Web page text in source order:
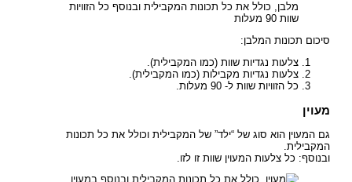
מלבן, כולל את כל תכונות המקבילית ובנוסף כל הזוויות
שוות 90 מעלות
סיכום תכונות המלבן:
צלעות נגדיות שוות (כמו המקבילית).
צלעות נגדיות מקבילות (כמו המקבילית).
כל הזוויות שוות ל- 90 מעלות.
מעוין
גם המעוין הוא סוג של “ילד” של המקבילית וכולל את כל תכונות
המקבילית.
ובנוסף: כל צלעות המעוין שוות זו לזו.